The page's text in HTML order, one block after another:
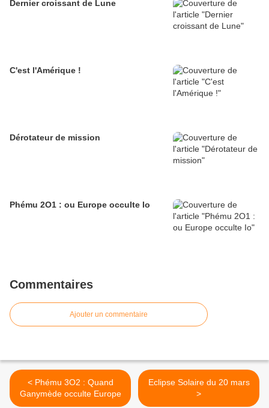
Dernier croissant de Lune
C'est l'Amérique !
Dérotateur de mission
Phému 2O1 : ou Europe occulte Io
Commentaires
Ajouter un commentaire
< Phému 3O2 : Quand
Ganymède occulte Europe
Eclipse Solaire du 20 mars
>